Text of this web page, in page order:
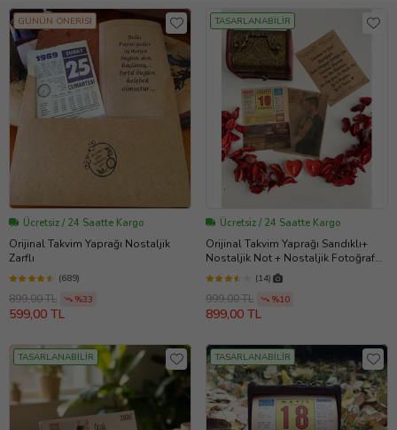
GÜNÜN ÖNERİSİ
Ücretsiz / 24 Saatte Kargo
Orijinal Takvim Yaprağı Nostaljik
Zarflı
(689)
899,00 TL %33
599,00 TL
TASARLANABİLİR
Ücretsiz / 24 Saatte Kargo
Orijinal Takvim Yaprağı Sandıklı+
Nostaljik Not + Nostaljik Fotoğraf
ile birlikte UNUTULMAYACAK BİR
HEDİYE
(14)
999,00 TL %10
899,00 TL
TASARLANABİLİR TASARLANABİLİR